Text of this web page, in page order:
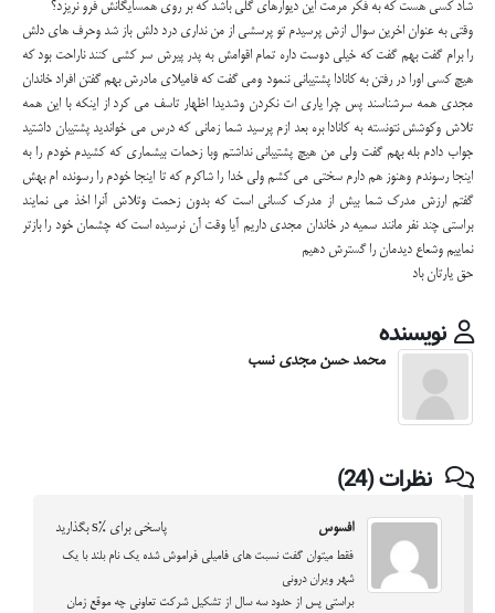
شاد کسی هست که به فکر مرمت این دیوارهای گلی باشد که بر روی همسایگانش فرو نریزد؟
وقتی به عنوان اخرین سوال ازش پرسیدم تو پرسشی از من نداری درد دلش باز شد وحرف های دلش
را برام گفت بهم گفت که خیلی دوست داره تمام اقوامش به پدر پیرش سر کشی کنند ناراحت بود که
هیچ کسی اورا در رفتن به کانادا پشتیبانی ننمود ومی گفت که فامیلای مادرش بهم گفتن افراد خاندان
مجدی همه سرشناسند پس چرا یاری ات نکردن وشدیدا اظهار تاسف می کرد از اینکه با این همه
تلاش وکوشش نتونسته به کانادا بره بعد ازم پرسید شما زمانی که درس می خواندید پشتیبان داشتید
جواب دادم بله بهم گفت ولی من هیچ پشتیبانی نداشتم وبا زحمات بیشماری که کشیدم خودم را به
اینجا رسوندم وهنوز هم دارم سختی می کشم ولی خدا را شاکرم که تا اینجا خودم را رسونده ام بهش
گفتم ارزش مدرک شما بیش از مدرک کسانی است که بدون زحمت وتلاش آنرا اخذ می نمایند
براستی چند نفر مانند سمیه در خاندان مجدی داریم آیا وقت آن نرسیده است که چشمان خود را بازتر
نماییم وشعاع دیدمان را گسترش دهیم
حق یارتان باد
نویسنده
محمد حسن مجدی نسب
نظرات (24)
افسوس پاسخی برای %s بگذارید
فقط میتوان گفت نسبت های فامیلی فراموش شده یک نام بلند با یک
شهر ویران درونی
براستی پس از حدود سه سال از تشکیل شرکت تعاونی چه موقع زمان